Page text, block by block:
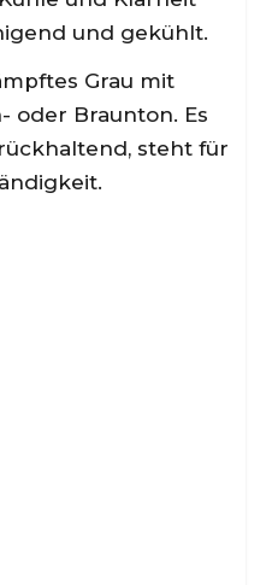
und gekühlt.
Grau mit
oder Braunton. Es
steht für